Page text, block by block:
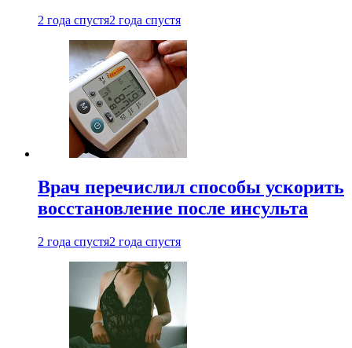
2 года спустя2 года спустя
Врач перечислил способы ускорить
восстановление после инсульта
2 года спустя2 года спустя